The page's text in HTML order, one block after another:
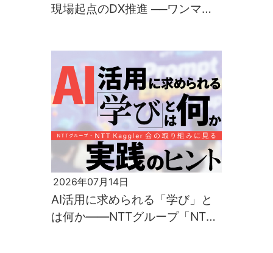
現場起点のDX推進 ──ワンマン
2026年07月14日
AI活用に求められる「学び」と
は何か――NTTグループ「NTT